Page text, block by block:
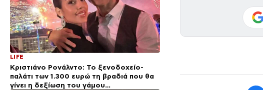
LIFE
Κριστιάνο Ρονάλντο: Το ξενοδοχείο-
παλάτι των 1.300 ευρώ τη βραδιά που θα
γίνει η δεξίωση του γάμου